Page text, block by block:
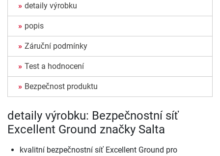
detaily výrobku
popis
Záruční podmínky
Test a hodnocení
Bezpečnost produktu
detaily výrobku: Bezpečnostní síť
Excellent Ground značky Salta
kvalitní bezpečnostní síť Excellent Ground pro